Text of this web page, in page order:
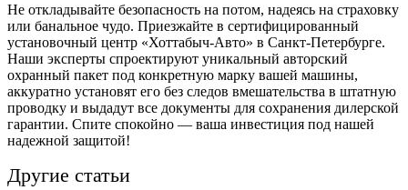
Не откладывайте безопасность на потом, надеясь на страховку
или банальное чудо. Приезжайте в сертифицированный
установочный центр «Хоттабыч-Авто» в Санкт-Петербурге.
Наши эксперты спроектируют уникальный авторский
охранный пакет под конкретную марку вашей машины,
аккуратно установят его без следов вмешательства в штатную
проводку и выдадут все документы для сохранения дилерской
гарантии. Спите спокойно — ваша инвестиция под нашей
надежной защитой!
Другие статьи